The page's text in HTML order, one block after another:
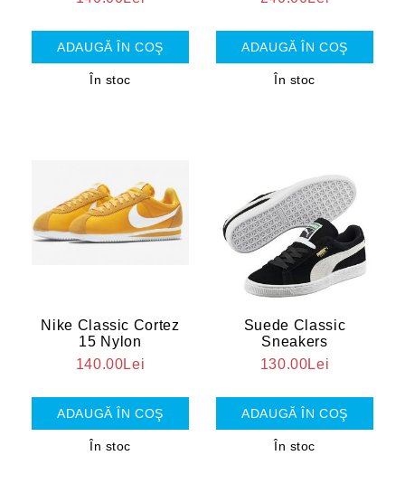
În stoc În stoc
Nike Classic Cortez
15 Nylon
140.00Lei
În stoc
Suede Classic
Sneakers
130.00Lei
În stoc